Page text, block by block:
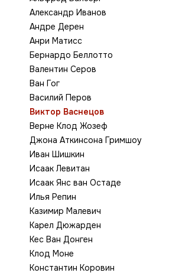
Александр Иванов
Андре Дерен
Анри Матисс
Бернардо Беллотто
Валентин Серов
Ван Гог
Василий Перов
Виктор Васнецов
Верне Клод Жозеф
Джона Аткинсона Гримшоу
Иван Шишкин
Исаак Левитан
Исаак Янс ван Остаде
Илья Репин
Казимир Малевич
Карел Дюжарден
Кес Ван Донген
Клод Моне
Константин Коровин